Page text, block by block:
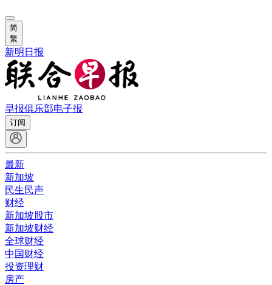
简
繁
新明日报
早报俱乐部电子报
订阅
最新
新加坡
民生民声
财经
新加坡股市
新加坡财经
全球财经
中国财经
投资理财
房产